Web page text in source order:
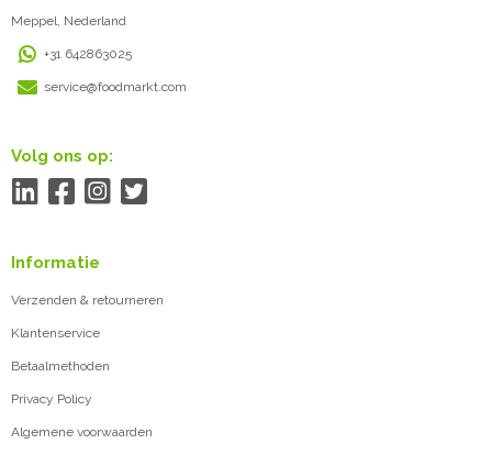
Meppel, Nederland
+31 642863025
service@foodmarkt.com
Volg ons op:
Informatie
Verzenden & retourneren
Klantenservice
Betaalmethoden
Privacy Policy
Algemene voorwaarden